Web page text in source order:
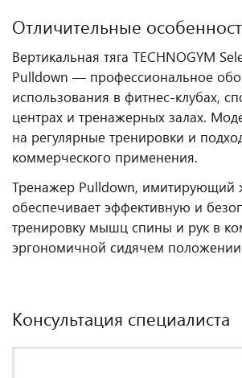
Отличительные
Вертикальная тяга TECHNOGYM
Pulldown — профессиональное
использования в фитнес‑клубах,
центрах и тренажерных залах.
на регулярные тренировки и
коммерческого применения.
Тренажер Pulldown, имитирующий
обеспечивает эффективную и
тренировку мышц спины и рук в
эргономичной сидячем
Консультация специалиста